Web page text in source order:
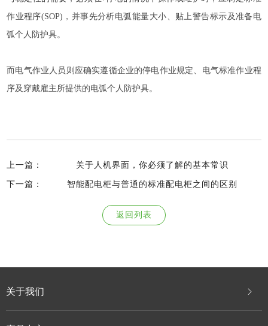
作业程序(SOP)，并事先分析电弧能量大小、贴上警告标示及准备电
弧个人防护具。
而电气作业人员则应确实遵循企业的停电作业规定、电气标准作业程
序及穿戴雇主所提供的电弧个人防护具。
上一篇： 关于人机界面，你必须了解的基本常识
下一篇： 智能配电柜与普通的标准配电柜之间的区别
返回列表
关于我们